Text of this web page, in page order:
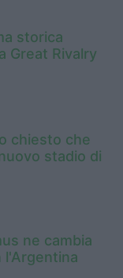
storica
Great Rivalry
chiesto che
stadio di
ne cambia
l'Argentina